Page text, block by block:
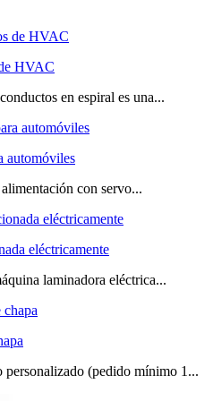
HVAC
en espiral es una...
automóviles
con servo...
eléctricamente
laminadora eléctrica...
(pedido mínimo 1...